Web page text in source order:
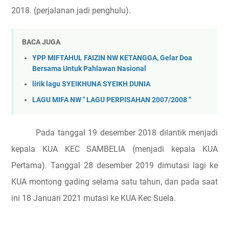
2018. (perjalanan jadi penghulu).
BACA JUGA
YPP MIFTAHUL FAIZIN NW KETANGGA, Gelar Doa
Bersama Untuk Pahlawan Nasional
lirik lagu SYEIKHUNA SYEIKH DUNIA
LAGU MIFA NW " LAGU PERPISAHAN 2007/2008 "
Pada tanggal 19 desember 2018 dilantik menjadi
kepala KUA KEC SAMBELIA (menjadi kepala KUA
Pertama). Tanggal 28 desember 2019 dimutasi lagi ke
KUA montong gading selama satu tahun, dan pada saat
ini 18 Januari 2021 mutasi ke KUA Kec Suela.